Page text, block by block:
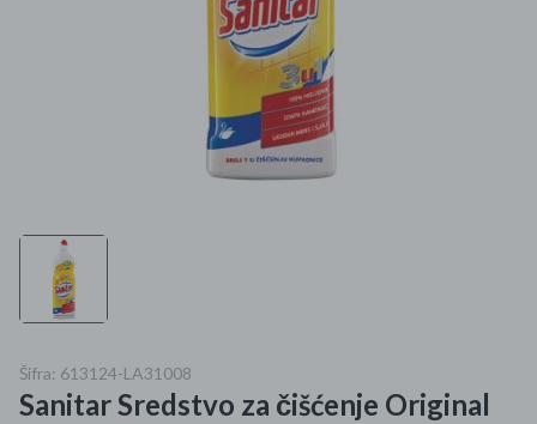
Kućanski aparati
Specijalne kategorije
Kišobrani akcija
Šifra: 613124-LA31008
Sanitar Sredstvo za čišćenje Original